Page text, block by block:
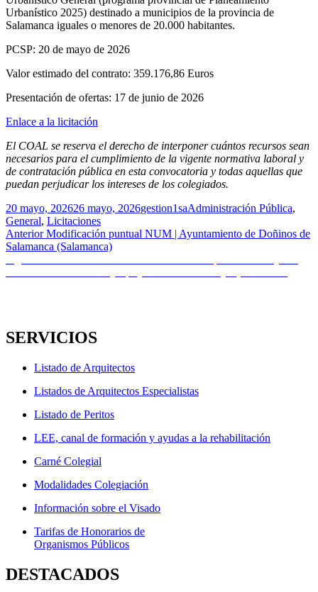
Urbanístico 2025) destinado a municipios de la provincia de
Salamanca iguales o menores de 20.000 habitantes.
PCSP: 20 de mayo de 2026
Valor estimado del contrato: 359.176,86 Euros
Presentación de ofertas: 17 de junio de 2026
Enlace a la licitación
El COAL se reserva el derecho de interponer cuántos recursos sean
necesarios para el cumplimiento de la vigente normativa laboral y
de contratación pública en esta convocatoria y todas aquellas que
puedan perjudicar los intereses de los colegiados.
Publicado
el
20 mayo, 202626 mayo, 2026Autor
gestion1saCategorías
Administración Pública,
General, Licitaciones
Navegación
de
entradas
Anterior Entrada
anterior:
Modificación puntual NUM | Ayuntamiento de Doñinos de
Salamanca (Salamanca)
SERVICIOS
Listado de Arquitectos
Listados de Arquitectos Especialistas
Listado de Peritos
LEE, canal de formación y ayudas a la rehabilitación
Carné Colegial
Modalidades Colegiación
Información sobre el Visado
Tarifas de Honorarios de
Organismos Públicos
DESTACADOS